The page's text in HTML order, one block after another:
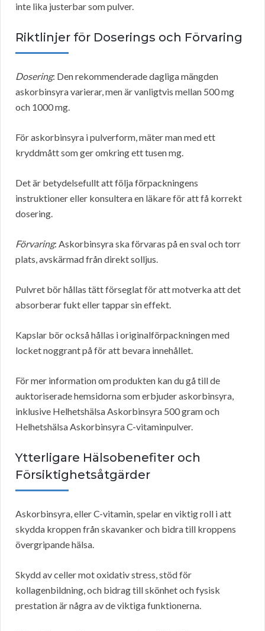
inte lika justerbar som pulver.
Riktlinjer för Doserings och Förvaring
Dosering: Den rekommenderade dagliga mängden
askorbinsyra varierar, men är vanligtvis mellan 500 mg
och 1000 mg.
För askorbinsyra i pulverform, mäter man med ett
kryddmått som ger omkring ett tusen mg.
Det är betydelsefullt att följa förpackningens
instruktioner eller konsultera en läkare för att få korrekt
dosering.
Förvaring: Askorbinsyra ska förvaras på en sval och torr
plats, avskärmad från direkt solljus.
Pulvret bör hållas tätt förseglat för att motverka att det
absorberar fukt eller tappar sin effekt.
Kapslar bör också hållas i originalförpackningen med
locket noggrant på för att bevara innehållet.
För mer information om produkten kan du gå till de
auktoriserade hemsidorna som erbjuder askorbinsyra,
inklusive Helhetshälsa Askorbinsyra 500 gram och
Helhetshälsa Askorbinsyra C-vitaminpulver.
Ytterligare Hälsobenefiter och
Försiktighetsåtgärder
Askorbinsyra, eller C-vitamin, spelar en viktig roll i att
skydda kroppen från skavanker och bidra till kroppens
övergripande hälsa.
Skydd av celler mot oxidativ stress, stöd för
kollagenbildning, och bidrag till skönhet och fysisk
prestation är några av de viktiga funktionerna.